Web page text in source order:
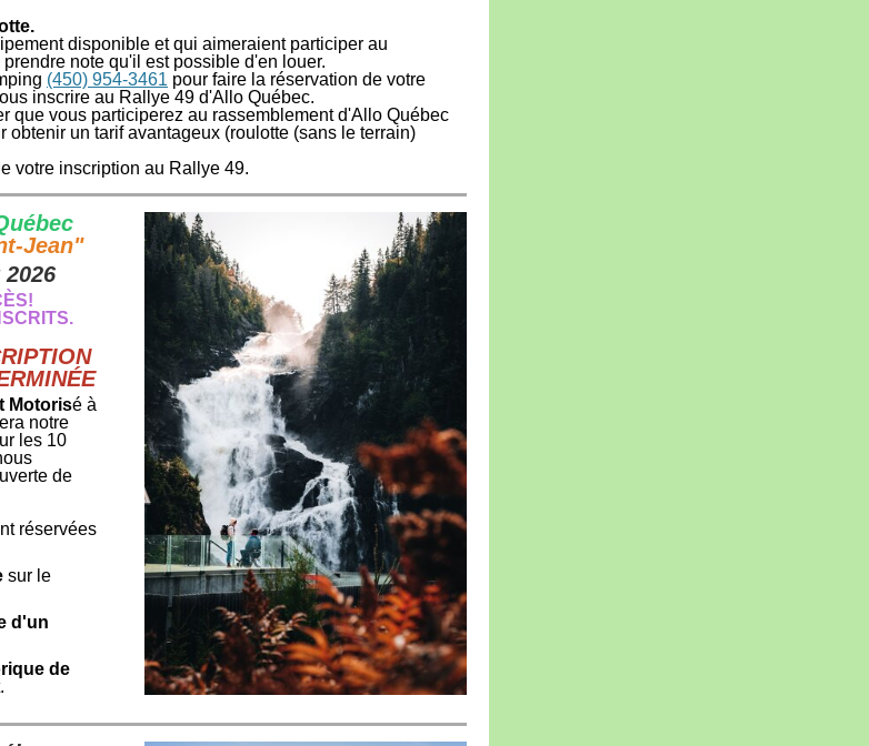
disponible et qui aimeraient participer au
note qu'il est possible d'en louer.
(450) 954-3461 pour faire la réservation de votre
inscrire au Rallye 49 d'Allo Québec.
que vous participerez au rassemblement d'Allo Québec
obtenir un tarif avantageux (roulotte (sans le terrain)
votre inscription au Rallye 49.
Jean"
Motorisé à
notre
les 10
de
réservées
sur le
d'un
de